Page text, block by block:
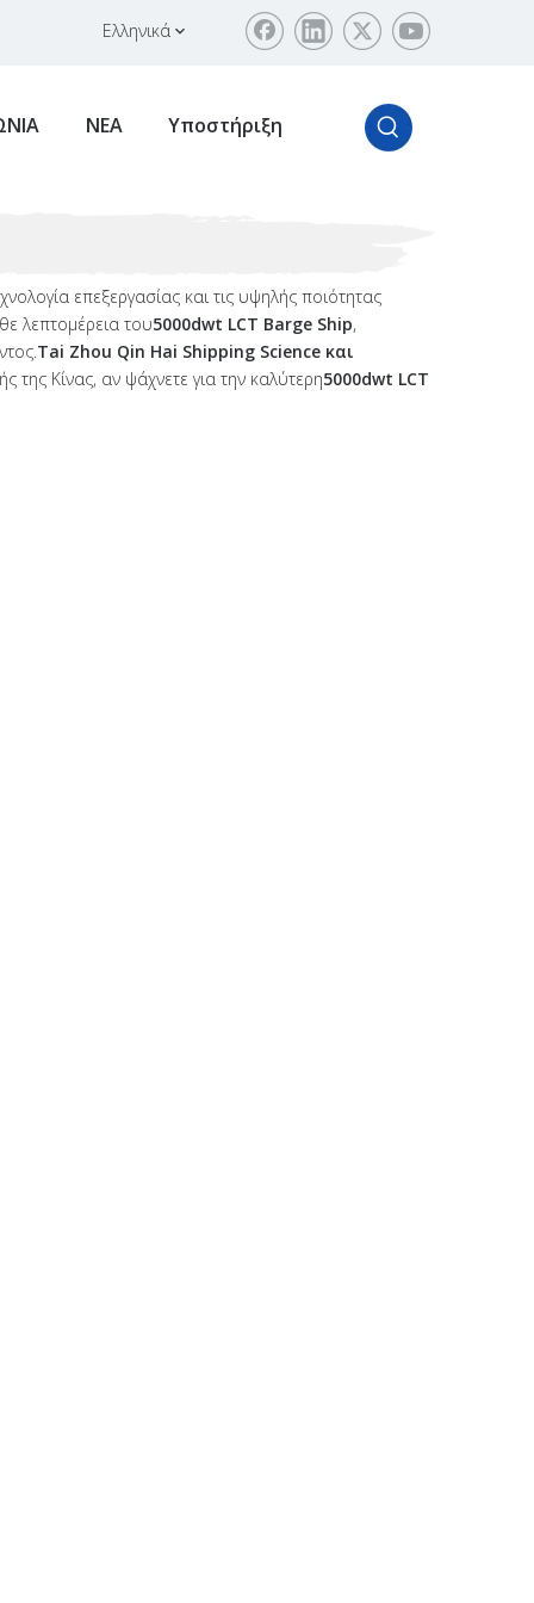
Ελληνικά
ΝΕΑ Υποστήριξη
επεξεργασίας και τις υψηλής ποιότητας
λεπτομέρεια του5000dwt LCT Barge Ship,
Tai Zhou Qin Hai Shipping Science και
της Κίνας, αν ψάχνετε για την καλύτερη5000dwt LCT